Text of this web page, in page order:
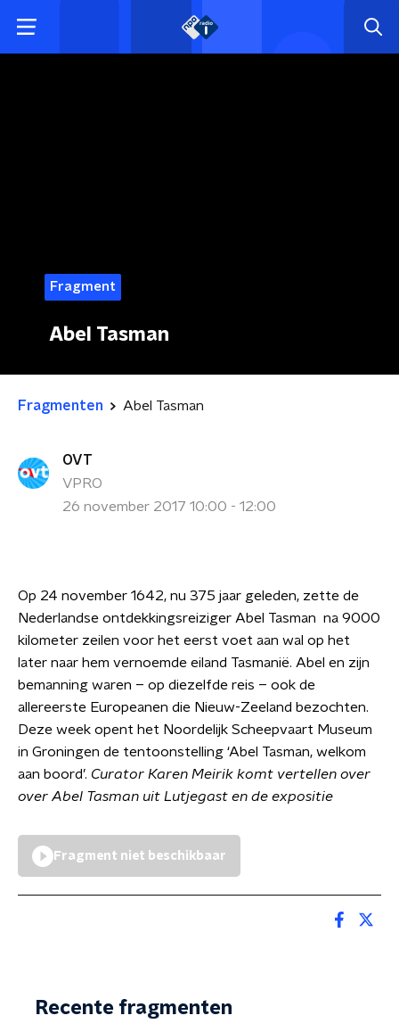
Fragment
Abel Tasman
Fragmenten Abel Tasman
OVT
VPRO
26 november 2017 10:00 - 12:00
Op 24 november 1642, nu 375 jaar geleden, zette de
Nederlandse ontdekkingsreiziger Abel Tasman na 9000
kilometer zeilen voor het eerst voet aan wal op het
later naar hem vernoemde eiland Tasmanië. Abel en zijn
bemanning waren – op diezelfde reis – ook de
allereerste Europeanen die Nieuw-Zeeland bezochten.
Deze week opent het Noordelijk Scheepvaart Museum
in Groningen de tentoonstelling ‘Abel Tasman, welkom
aan boord’. Curator Karen Meirik komt vertellen over
over Abel Tasman uit Lutjegast en de expositie
Fragment niet beschikbaar
Recente fragmenten